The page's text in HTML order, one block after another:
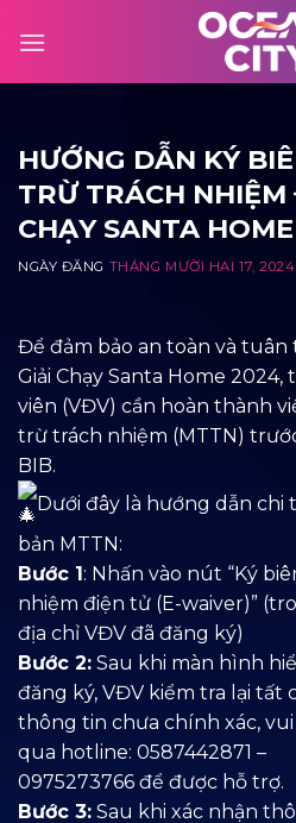
HƯỚNG DẪN KÝ
TRỪ TRÁCH
CHẠY SANTA
NGÀY ĐĂNG THÁNG MƯỜI HAI 17, 2024
Để đảm bảo an toàn và
Giải Chạy Santa Home 2024,
viên (VĐV) cần hoàn thành
trừ trách nhiệm (MTTN)
BIB.
Dưới đây là hướng dẫn chi
bản MTTN:
Bước 1 : Nhấn vào nút “Ký
nhiệm điện tử (E-waiver)”
địa chỉ VĐV đã đăng ký)
Bước 2: Sau khi màn hình
đăng ký, VĐV kiểm tra lại tất
thông tin chưa chính xác,
qua hotline: 0587442871 –
0975273766 để được hỗ trợ.
Bước 3: Sau khi xác nhận